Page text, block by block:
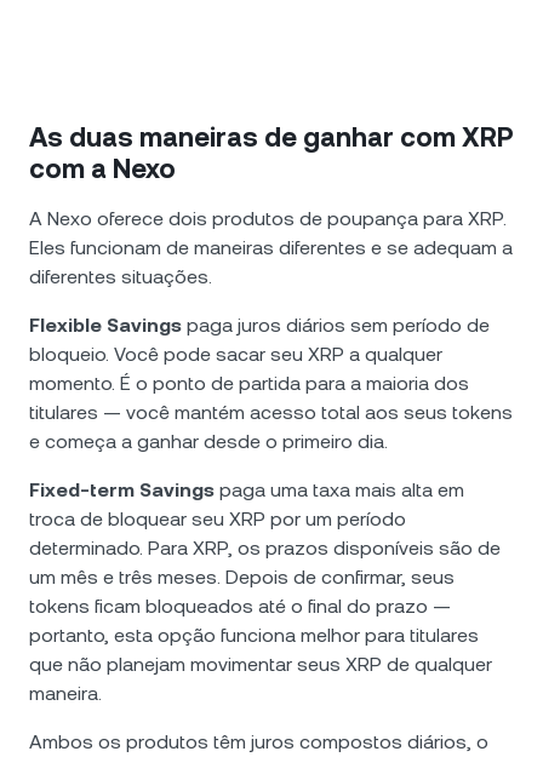
As duas maneiras de ganhar com XRP
com a Nexo
A Nexo oferece dois produtos de poupança para XRP.
Eles funcionam de maneiras diferentes e se adequam a
diferentes situações.
Flexible Savings paga juros diários sem período de
bloqueio. Você pode sacar seu XRP a qualquer
momento. É o ponto de partida para a maioria dos
titulares — você mantém acesso total aos seus tokens
e começa a ganhar desde o primeiro dia.
Fixed-term Savings paga uma taxa mais alta em
troca de bloquear seu XRP por um período
determinado. Para XRP, os prazos disponíveis são de
um mês e três meses. Depois de confirmar, seus
tokens ficam bloqueados até o final do prazo —
portanto, esta opção funciona melhor para titulares
que não planejam movimentar seus XRP de qualquer
maneira.
Ambos os produtos têm juros compostos diários, o